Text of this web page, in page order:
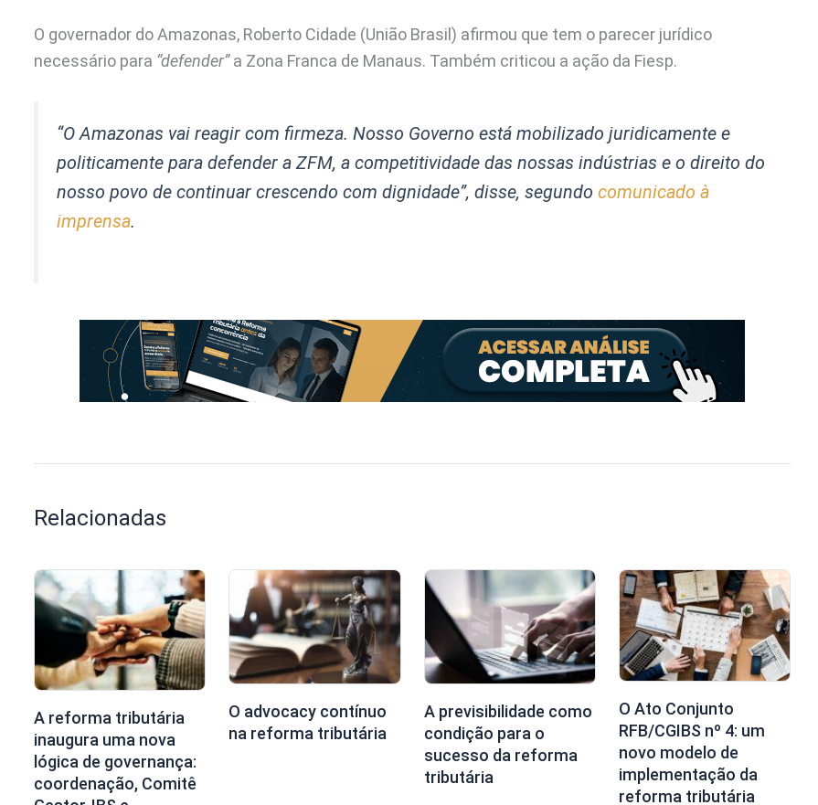
O governador do Amazonas, Roberto Cidade (União Brasil) afirmou que tem o parecer jurídico
necessário para “defender”a Zona Franca de Manaus. Também criticou a ação da Fiesp.
“O Amazonas vai reagir com firmeza. Nosso Governo está mobilizado juridicamente e
politicamente para defender a ZFM, a competitividade das nossas indústrias e o direito do
nosso povo de continuar crescendo com dignidade”, disse, segundo comunicado à
imprensa.
Relacionadas
A reforma tributária
inaugura uma nova
lógica de governança:
coordenação, Comitê
O advocacy contínuo
na reforma tributária
A previsibilidade como
condição para o
sucesso da reforma
tributária
O Ato Conjunto
RFB/CGIBS nº 4: um
novo modelo de
implementação da
reforma tributária